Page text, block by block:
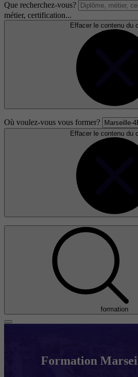
Que recherchez-vous?
métier, certification...
Effacer le contenu du
Où voulez-vous vous former?
Effacer le contenu du
formation
Formation